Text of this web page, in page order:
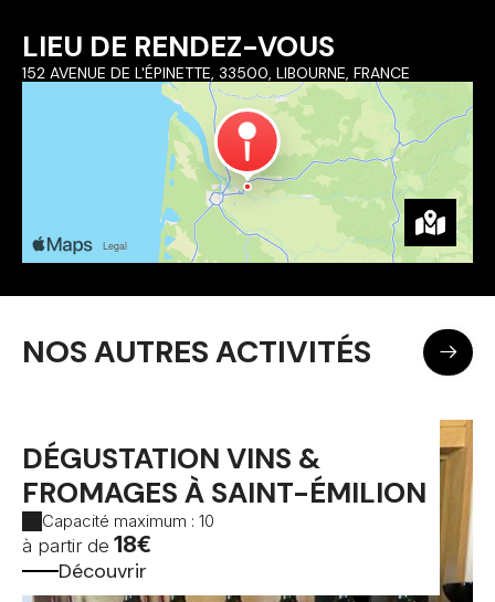
LIEU DE RENDEZ-VOUS
152 AVENUE DE L'ÉPINETTE, 33500, LIBOURNE, FRANCE
NOS AUTRES ACTIVITÉS
DÉGUSTATION VINS &
FROMAGES À SAINT-ÉMILION
Capacité maximum : 10
à partir de 18€
Découvrir